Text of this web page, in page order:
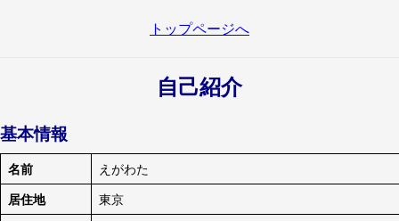
トップページへ
自己紹介
基本情報
名前
えがわた
居住地
東京